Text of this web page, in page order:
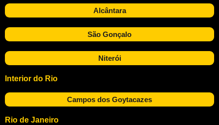
Alcântara
São Gonçalo
Niterói
Interior do Rio
Campos dos Goytacazes
Rio de Janeiro